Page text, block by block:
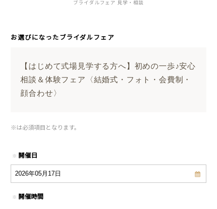
ブライダルフェア 見学・相談
お選びになったブライダルフェア
【はじめて式場見学する方へ】初めの一歩♪安心
相談＆体験フェア〈結婚式・フォト・会費制・
顔合わせ〉
※は必須項目となります。
※ 開催日
※ 開催時間